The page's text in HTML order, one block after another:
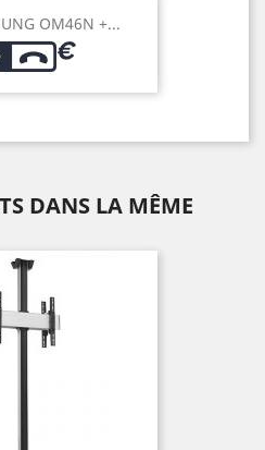
OM46N +...
DANS LA MÊME